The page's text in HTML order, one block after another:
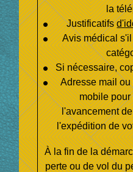
la
Justificatifs
Avis médical
Si nécessaire,
Adresse mail
mobile pour
l'avancement
l'expédition de
À la fin de la
perte ou de vol du